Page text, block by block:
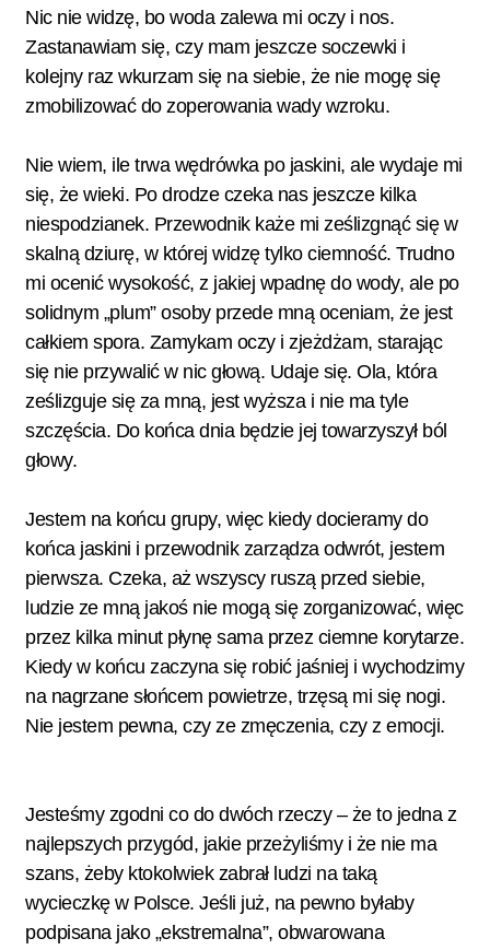
Nic nie widzę, bo woda zalewa mi oczy i nos.
Zastanawiam się, czy mam jeszcze soczewki i
kolejny raz wkurzam się na siebie, że nie mogę się
zmobilizować do zoperowania wady wzroku.
Nie wiem, ile trwa wędrówka po jaskini, ale wydaje mi
się, że wieki. Po drodze czeka nas jeszcze kilka
niespodzianek. Przewodnik każe mi ześlizgnąć się w
skalną dziurę, w której widzę tylko ciemność. Trudno
mi ocenić wysokość, z jakiej wpadnę do wody, ale po
solidnym „plum” osoby przede mną oceniam, że jest
całkiem spora. Zamykam oczy i zjeżdżam, starając
się nie przywalić w nic głową. Udaje się. Ola, która
ześlizguje się za mną, jest wyższa i nie ma tyle
szczęścia. Do końca dnia będzie jej towarzyszył ból
głowy.
Jestem na końcu grupy, więc kiedy docieramy do
końca jaskini i przewodnik zarządza odwrót, jestem
pierwsza. Czeka, aż wszyscy ruszą przed siebie,
ludzie ze mną jakoś nie mogą się zorganizować, więc
przez kilka minut płynę sama przez ciemne korytarze.
Kiedy w końcu zaczyna się robić jaśniej i wychodzimy
na nagrzane słońcem powietrze, trzęsą mi się nogi.
Nie jestem pewna, czy ze zmęczenia, czy z emocji.
Jesteśmy zgodni co do dwóch rzeczy – że to jedna z
najlepszych przygód, jakie przeżyliśmy i że nie ma
szans, żeby ktokolwiek zabrał ludzi na taką
wycieczkę w Polsce. Jeśli już, na pewno byłaby
podpisana jako „ekstremalna”, obwarowana